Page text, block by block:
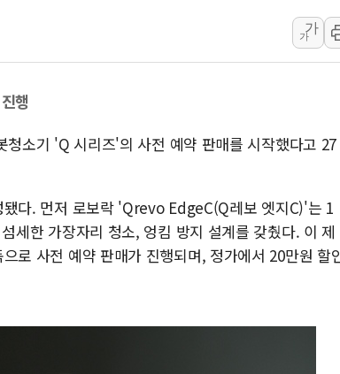
하나금융, 명동 소상
인천시 광복절 현수
윤준병·이해민 의원, '
'호우·산사태 주의
가
가
행
소기 'Q 시리즈'의 사전 예약 판매를 시작했다고 27
다. 먼저 로보락 'Qrevo EdgeC(Q레보 엣지C)'는 1
세한 가장자리 청소, 엉킴 방지 설계를 갖췄다. 이 제
로 사전 예약 판매가 진행되며, 정가에서 20만원 할